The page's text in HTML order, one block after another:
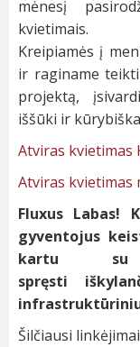
mėnesį
kvietimais.
Kreipiamės į
ir raginame teikti
projektą,
iššūki ir
Atviras kvietimas
Atviras kvietimas
Fluxus Labas!
gyventojus
kartu su
spręsti
Šilčiausi